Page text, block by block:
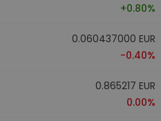
+0.80%
0.060437000 EUR
-0.40%
0.865217 EUR
0.00%